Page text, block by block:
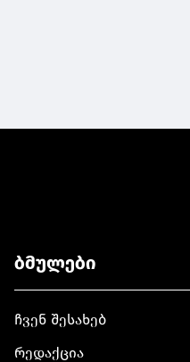
ბმულები
ჩვენ შესახებ
რედაქცია